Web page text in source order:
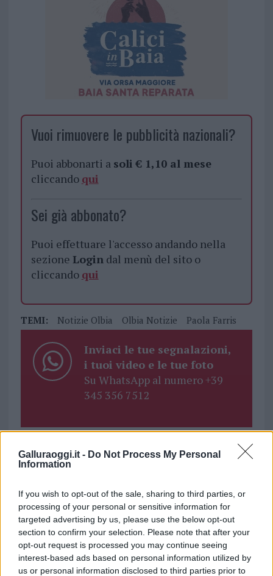
Galluraoggi.it - Do Not Process My Personal
Information
If you wish to opt-out of the sale, sharing to third parties, or
processing of your personal or sensitive information for
targeted advertising by us, please use the below opt-out
section to confirm your selection. Please note that after your
opt-out request is processed you may continue seeing
interest-based ads based on personal information utilized by
us or personal information disclosed to third parties prior to
Vuoi rimuovere le pubblicità nazionali?
Puoi abbonarti a soli € 1,10 al mese
cliccando qui
Sei già abbonato?
Puoi effettuare l'accesso andando nella
sezione Logindal menù del sito o
cliccando qui
TEMI: Notizie Olbia Olbia Notizie Paola Farris
Inviaci le tue segnalazioni,
i tuoi video e le tue foto
Su WhatsApp al numero +39
345 356 7512
Notizie in tempo reale?
Ricevi le nostre ultime news